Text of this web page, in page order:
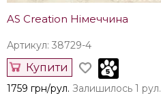
AS Creation Німеччина
Артикул: 38729-4
Купити
1759 грн/рул. Залишилось 1 рул.